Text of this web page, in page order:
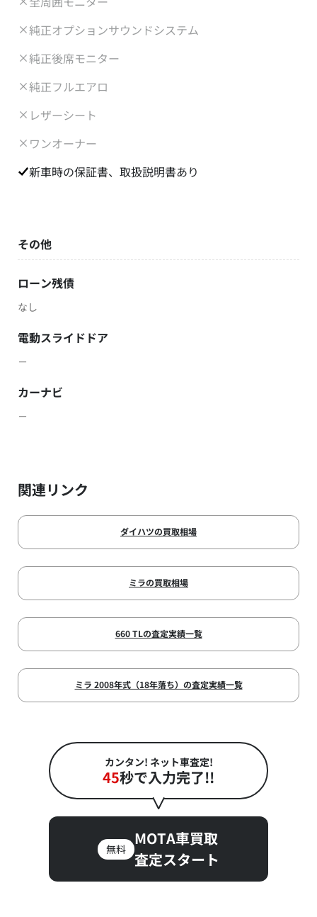
純正オプションサウンドシステム
純正後席モニター
純正フルエアロ
レザーシート
ワンオーナー
新車時の保証書、取扱説明書あり
その他
ローン残債
なし
電動スライドドア
－
カーナビ
－
関連リンク
ダイハツの買取相場
ミラの買取相場
660 TLの査定実績一覧
ミラ 2008年式（18年落ち）の査定実績一覧
カンタン! ネット車査定!
45秒で入力完了!!
無料
MOTA車買取
査定スタート